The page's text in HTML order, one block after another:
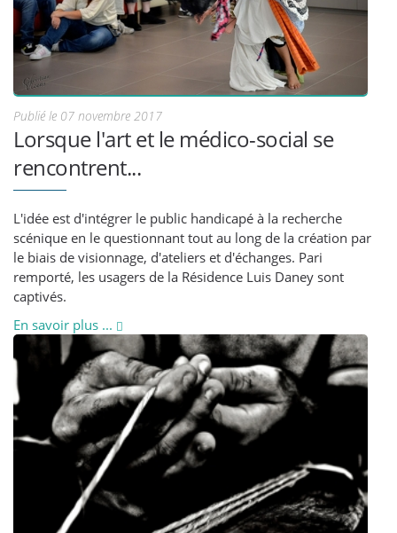
Publié le 07 novembre 2017
Lorsque l'art et le médico-social se
rencontrent...
L'idée est d'intégrer le public handicapé à la recherche
scénique en le questionnant tout au long de la création par
le biais de visionnage, d'ateliers et d'échanges. Pari
remporté, les usagers de la Résidence Luis Daney sont
captivés.
En savoir plus ...